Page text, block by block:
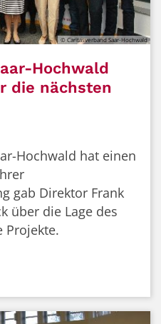
© Caritasverband Saar-Hochwald
Hochwald
die nächsten
Hochwald hat einen
gab Direktor Frank
über die Lage des
Projekte.